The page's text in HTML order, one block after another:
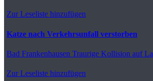
Zur Leseliste hinzufügen
Katze nach Verkehrsunfall verstorben
Bad Frankenhausen Traurige Kollision auf
Zur Leseliste hinzufügen